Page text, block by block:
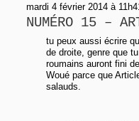
mardi 4 février 2014 à
NUMÉRO 15 –
tu peux aussi écrire
de droite, genre que
roumains auront fini
Woué parce que
salauds.